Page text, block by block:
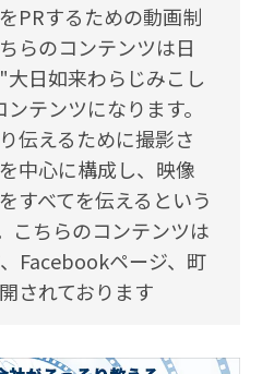
PRするための動画制
らのコンテンツは日
日如来わらじみこし
テンツになります。
伝えるために撮影さ
中心に構成し、映像
すべてを伝えるという
こちらのコンテンツは
Facebookページ、町
されております